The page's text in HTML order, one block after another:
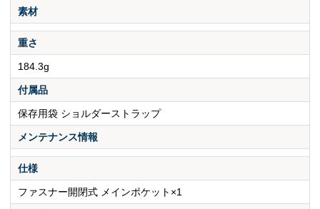
素材
重さ
184.3g
付属品
保存用袋 ショルダーストラップ
メンテナンス情報
仕様
ファスナー開閉式 メインポケット×1